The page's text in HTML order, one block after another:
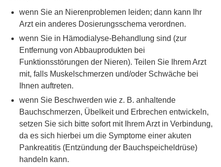
wenn Sie an Nierenproblemen leiden; dann kann Ihr
Arzt ein anderes Dosierungsschema verordnen.
wenn Sie in Hämodialyse-Behandlung sind (zur
Entfernung von Abbauprodukten bei
Funktionsstörungen der Nieren). Teilen Sie Ihrem Arzt
mit, falls Muskelschmerzen und/oder Schwäche bei
Ihnen auftreten.
wenn Sie Beschwerden wie z. B. anhaltende
Bauchschmerzen, Übelkeit und Erbrechen entwickeln,
setzen Sie sich bitte sofort mit Ihrem Arzt in Verbindung,
da es sich hierbei um die Symptome einer akuten
Pankreatitis (Entzündung der Bauchspeicheldrüse)
handeln kann.